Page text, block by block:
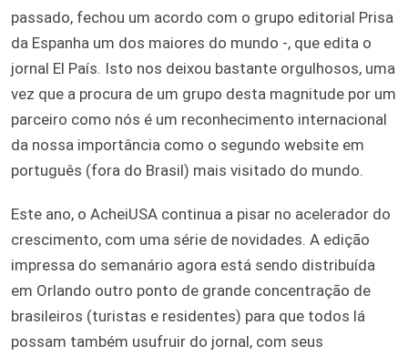
passado, fechou um acordo com o grupo editorial Prisa
da Espanha um dos maiores do mundo -, que edita o
jornal El País. Isto nos deixou bastante orgulhosos, uma
vez que a procura de um grupo desta magnitude por um
parceiro como nós é um reconhecimento internacional
da nossa importância como o segundo website em
português (fora do Brasil) mais visitado do mundo.
Este ano, o AcheiUSA continua a pisar no acelerador do
crescimento, com uma série de novidades. A edição
impressa do semanário agora está sendo distribuída
em Orlando outro ponto de grande concentração de
brasileiros (turistas e residentes) para que todos lá
possam também usufruir do jornal, com seus